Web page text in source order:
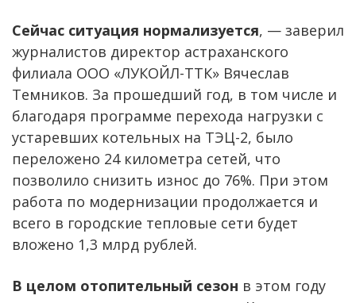
Сейчас ситуация нормализуется, — заверил
журналистов директор астраханского
филиала ООО «ЛУКОЙЛ-ТТК» Вячеслав
Темников. За прошедший год, в том числе и
благодаря программе перехода нагрузки с
устаревших котельных на ТЭЦ-2, было
переложено 24 километра сетей, что
позволило снизить износ до 76%. При этом
работа по модернизации продолжается и
всего в городские тепловые сети будет
вложено 1,3 млрд рублей.
В целом отопительный сезон в этом году